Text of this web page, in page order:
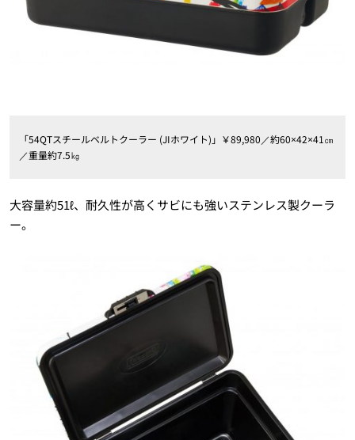
「54QTスチールベルトクーラー (JIホワイト)」￥89,980／約60×42×41㎝
／重量約7.5㎏
大容量約51ℓ、耐久性が高くサビにも強いステンレス製クーラ
ー。